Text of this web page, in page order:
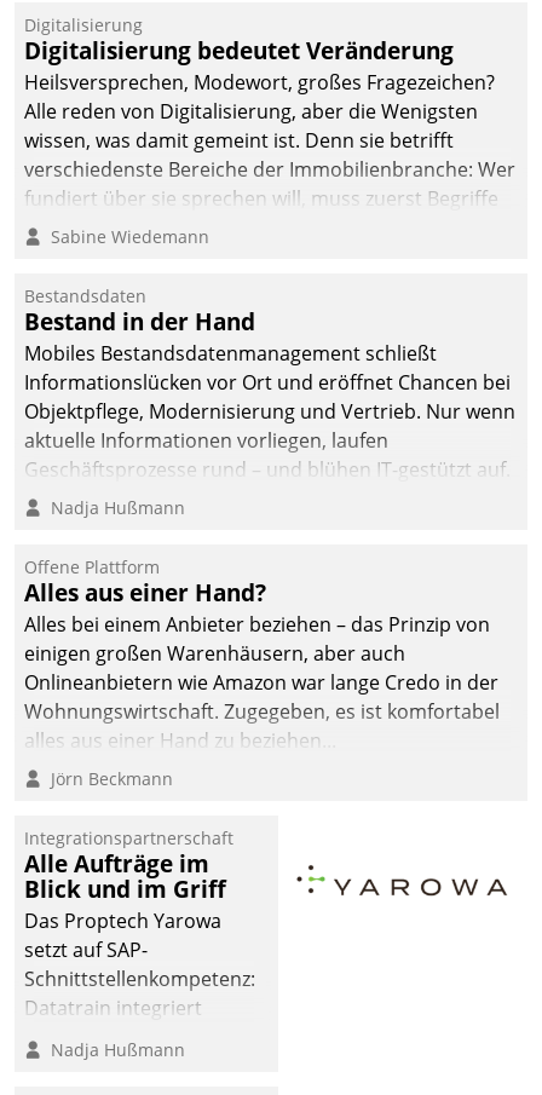
Jahresbeginn eine
Überblick, Einsicht und
Eingriff bietende Lösung.
Zur Entwicklung setzte
man auf
Cloudtechnologie,
bewährte und Startup-
agile Projektmethoden.
Digitalisierung
Digitalisierung bedeutet Veränderung
Heilsversprechen, Modewort, großes Fragezeichen?
Alle reden von Digitalisierung, aber die Wenigsten
wissen, was damit gemeint ist. Denn sie betrifft
verschiedenste Bereiche der Immobilienbranche: Wer
fundiert über sie sprechen will, muss zuerst Begriffe
klären. Ein Aspekt ist die betriebliche Optimierung:
Einsparungen durch optimierte und automatisierte
Prozesse. Doch man darf nicht zu viel erwarten: Allein
mit der Einführung einer neuen Software ist es nicht
getan. Die Digitalisierung erfordert von Unternehmen
die Bereitschaft, sich zu überprüfen, zu hinterfragen
und zu verändern.
Sabine Wiedemann
Bestandsdaten
Bestand in der Hand
Mobiles Bestandsdatenmanagement schließt
Informationslücken vor Ort und eröffnet Chancen bei
Objektpflege, Modernisierung und Vertrieb. Nur wenn
aktuelle Informationen vorliegen, laufen
Geschäftsprozesse rund – und blühen IT-gestützt auf.
Nadja Hußmann
Offene Plattform
Alles aus einer Hand?
Alles bei einem Anbieter beziehen – das Prinzip von
einigen großen Warenhäusern, aber auch
Onlineanbietern wie Amazon war lange Credo in der
Wohnungswirtschaft. Zugegeben, es ist komfortabel
alles aus einer Hand zu beziehen...
Jörn Beckmann
Integrationspartnerschaft
Alle Aufträge im
Blick und im Griff
Das Proptech Yarowa
setzt auf SAP-
Schnittstellenkompetenz:
Datatrain integriert
Yarowas Portal zur
Vergabe und Verwaltung
Nadja Hußmann